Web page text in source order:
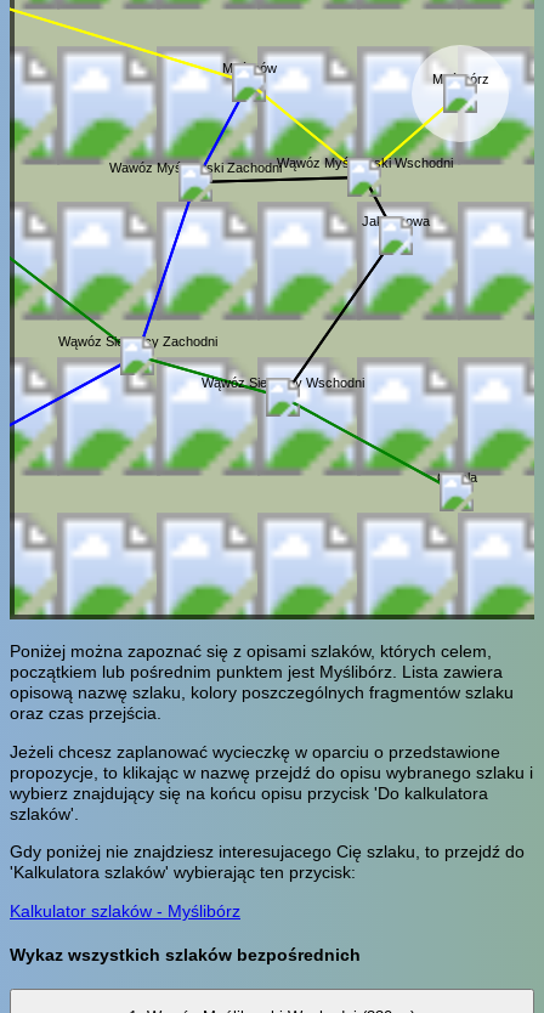
Grobla
Jakuszowa
Myślibórz
Myślinów
Wawóz Myśłiborski ZachodniWąwóz Myśliborski Wschodni
Wąwóz Siedmicy Wschodni
Wąwóz Siedmicy Zachodni
Poniżej można zapoznać się z opisami szlaków, których celem,
początkiem lub pośrednim punktem jest Myślibórz. Lista zawiera
opisową nazwę szlaku, kolory poszczególnych fragmentów szlaku
oraz czas przejścia.
Jeżeli chcesz zaplanować wycieczkę w oparciu o przedstawione
propozycje, to klikając w nazwę przejdź do opisu wybranego szlaku i
wybierz znajdujący się na końcu opisu przycisk 'Do kalkulatora
szlaków'.
Gdy poniżej nie znajdziesz interesujacego Cię szlaku, to przejdź do
'Kalkulatora szlaków' wybierając ten przycisk:
Kalkulator szlaków - Myślibórz
Wykaz wszystkich szlaków bezpośrednich